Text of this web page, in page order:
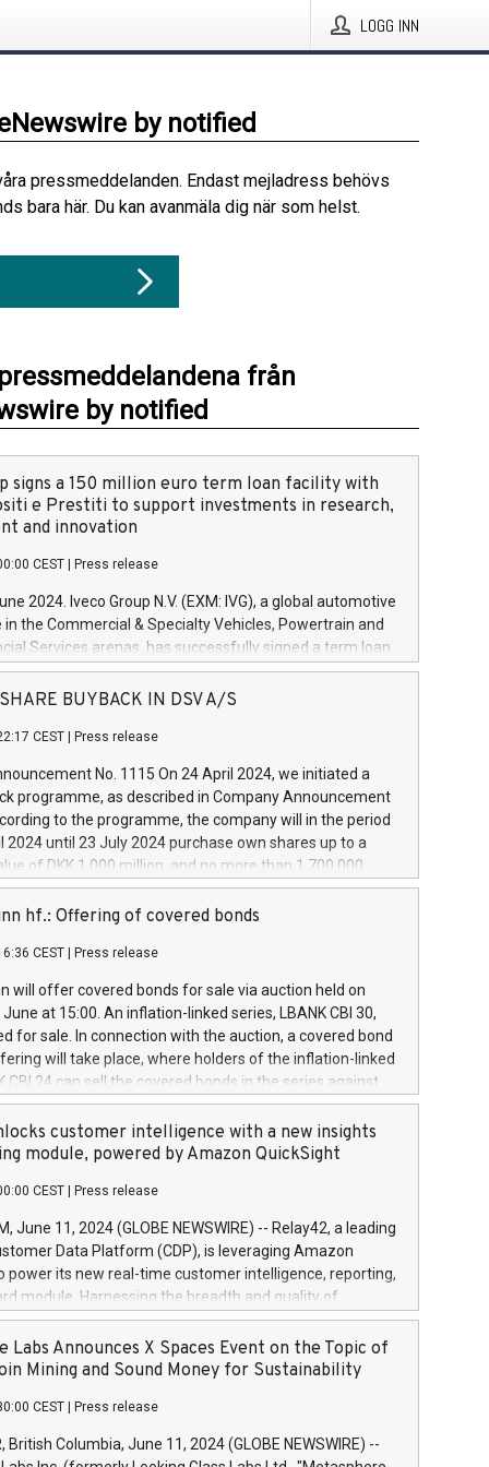
LOGG INN
by notified
pressmeddelanden. Endast mejladress behövs
bara här. Du kan avanmäla dig när som helst.
från
by notified
signs a 150 million euro term loan facility with
e Prestiti to support investments in research,
and innovation
CEST Press release
2024. Iveco Group N.V. (EXM: IVG), a global automotive
in the Commercial & Specialty Vehicles, Powertrain and
Services arenas, has successfully signed a term loan
million euros with Cassa Depositi e Prestiti (CDP), for the
projects in Italy dedicated to research, development
develop innovative technologies and architectures in
digitalisation and vehicle connectivity aimed at
safety, driving comfort and productivity. The
which will have a 5-year amortising profile, will
Group in Italy by the end of 2025. Iveco Group N.V.
the home of unique people and brands that power your
a
SHARE BUYBACK IN DSV A/S
CEST Press release
No. 1115 On 24 April 2024, we initiated a
programme, as described in Company Announcement
to the programme, the company will in the period
2024 until 23 July 2024 purchase own shares up to a
of DKK 1,000 million, and no more than 1,700,000
to 0.79% of the share capital at
of the programme. The programme has been
and Council of 16 April 2014 (“MAR”) (save for
buyback programmes set out in MAR article 5) and
Delegated Regulation (EU) 2016/1052, also referred
Harbour rules. Trading dayNumber of shares bought
transaction priceAmount DKKAccumulated trading for
June
June
June
hf.: Offering of covered bonds
CEST Press release
will offer covered bonds for sale via auction held on
at 15:00. An inflation-linked series, LBANK CBI 30,
for sale. In connection with the auction, a covered bond
will take place, where holders of the inflation-linked
CBI 24 can sell the covered bonds in the series against
bought in the above-mentioned auction. The clean
is predefined at 99,594. Expected settlement date is
Covered bonds issued by Landsbankinn are rated A+
the auction. For further information, please call
or email verdbrefamidlun@landsbankinn.is.
customer intelligence with a new insights
module, powered by Amazon QuickSight
CEST Press release
June 11, 2024 (GLOBE NEWSWIRE) -- Relay42, a leading
Data Platform (CDP), is leveraging Amazon
power its new real-time customer intelligence, reporting,
module. Harnessing the breadth and quality of
the new Insights module empowers marketing teams
customer behaviors and gain invaluable insights into
of their marketing programs across all online, offline,
beta version Key capabilities of the Relay42 Insights
Deep insights into customer behaviors: With the
module, marketers can ask unlimited questions about
Labs Announces X Spaces Event on the Topic of
Mining and Sound Money for Sustainability
CEST Press release
British Columbia, June 11, 2024 (GLOBE NEWSWIRE) --